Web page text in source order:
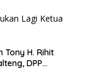
Tony H. Rihit
DPP